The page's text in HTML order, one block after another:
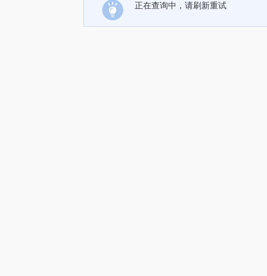
正在查询中，请刷新重试